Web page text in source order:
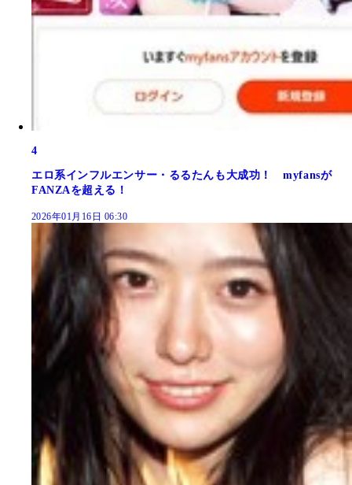
4
エロ系インフルエンサー・るるたんも大成功！ myfansが
FANZAを超える！
2026年01月16日 06:30